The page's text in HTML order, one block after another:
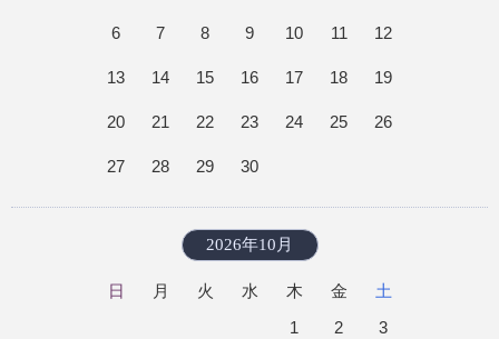
6 7 8 9 10 11 12
13 14 15 16 17 18 19
20 21 22 23 24 25 26
27 28 29 30
2026年10月
日 月 火 水 木 金
土
1
2 3